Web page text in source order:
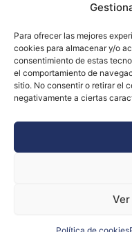
Para ofrecer las mejores
cookies para almacenar y/o
consentimiento de estas
el comportamiento de
sitio. No consentir o retirar el
negativamente a ciertas